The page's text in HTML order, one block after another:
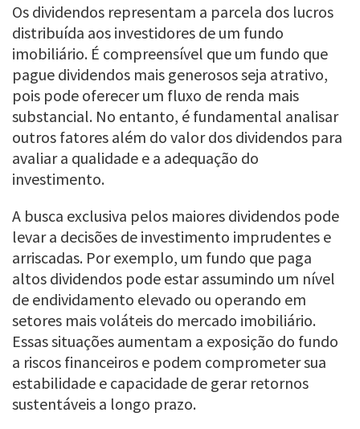
Os dividendos representam a parcela dos lucros
distribuída aos investidores de um fundo
imobiliário. É compreensível que um fundo que
pague dividendos mais generosos seja atrativo,
pois pode oferecer um fluxo de renda mais
substancial. No entanto, é fundamental analisar
outros fatores além do valor dos dividendos para
avaliar a qualidade e a adequação do
investimento.
A busca exclusiva pelos maiores dividendos pode
levar a decisões de investimento imprudentes e
arriscadas. Por exemplo, um fundo que paga
altos dividendos pode estar assumindo um nível
de endividamento elevado ou operando em
setores mais voláteis do mercado imobiliário.
Essas situações aumentam a exposição do fundo
a riscos financeiros e podem comprometer sua
estabilidade e capacidade de gerar retornos
sustentáveis a longo prazo.